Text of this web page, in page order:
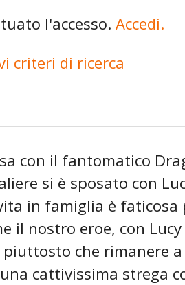
l'accesso. Accedi.
criteri di ricerca
con il fantomatico
si è sposato con
in famiglia è faticosa
il nostro eroe, con
piuttosto che rimanere
cattivissima strega